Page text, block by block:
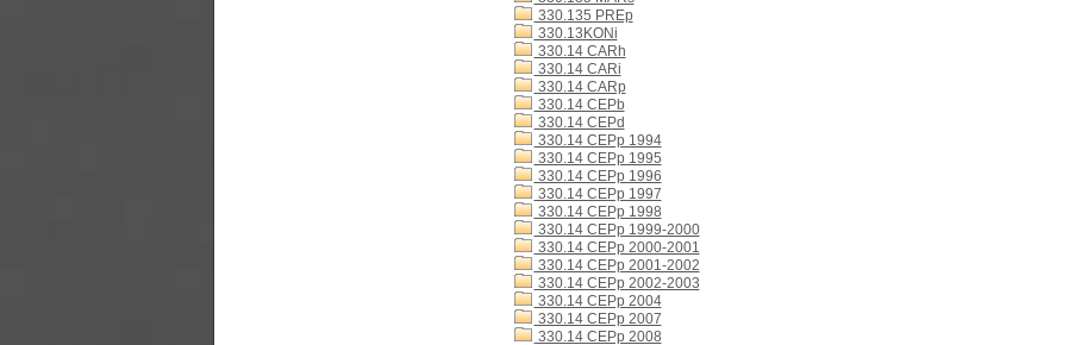
330.135 PREp
330.13KONi
330.14 CARh
330.14 CARi
330.14 CARp
330.14 CEPb
330.14 CEPd
330.14 CEPp 1994
330.14 CEPp 1995
330.14 CEPp 1996
330.14 CEPp 1997
330.14 CEPp 1998
330.14 CEPp 1999-2000
330.14 CEPp 2000-2001
330.14 CEPp 2001-2002
330.14 CEPp 2002-2003
330.14 CEPp 2004
330.14 CEPp 2007
330.14 CEPp 2008